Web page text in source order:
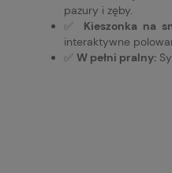
pazury i zęby.
✅ Kieszonka na
interaktywne
✅ W pełni pralny: